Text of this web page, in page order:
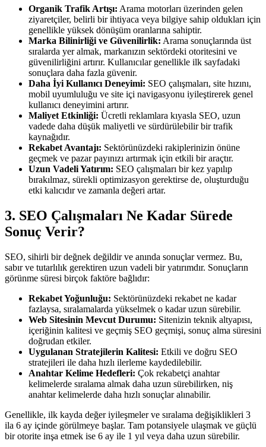
Organik Trafik Artışı: Arama motorları üzerinden gelen
ziyaretçiler, belirli bir ihtiyaca veya bilgiye sahip oldukları için
genellikle yüksek dönüşüm oranlarına sahiptir.
Marka Bilinirliği ve Güvenilirlik: Arama sonuçlarında üst
sıralarda yer almak, markanızın sektördeki otoritesini ve
güvenilirliğini artırır. Kullanıcılar genellikle ilk sayfadaki
sonuçlara daha fazla güvenir.
Daha İyi Kullanıcı Deneyimi: SEO çalışmaları, site hızını,
mobil uyumluluğu ve site içi navigasyonu iyileştirerek genel
kullanıcı deneyimini artırır.
Maliyet Etkinliği: Ücretli reklamlara kıyasla SEO, uzun
vadede daha düşük maliyetli ve sürdürülebilir bir trafik
kaynağıdır.
Rekabet Avantajı: Sektörünüzdeki rakiplerinizin önüne
geçmek ve pazar payınızı artırmak için etkili bir araçtır.
Uzun Vadeli Yatırım: SEO çalışmaları bir kez yapılıp
bırakılmaz, sürekli optimizasyon gerektirse de, oluşturduğu
etki kalıcıdır ve zamanla değeri artar.
3. SEO Çalışmaları Ne Kadar Sürede
Sonuç Verir?
SEO, sihirli bir değnek değildir ve anında sonuçlar vermez. Bu,
sabır ve tutarlılık gerektiren uzun vadeli bir yatırımdır. Sonuçların
görünme süresi birçok faktöre bağlıdır:
Rekabet Yoğunluğu: Sektörünüzdeki rekabet ne kadar
fazlaysa, sıralamalarda yükselmek o kadar uzun sürebilir.
Web Sitesinin Mevcut Durumu: Sitenizin teknik altyapısı,
içeriğinin kalitesi ve geçmiş SEO geçmişi, sonuç alma süresini
doğrudan etkiler.
Uygulanan Stratejilerin Kalitesi: Etkili ve doğru SEO
stratejileri ile daha hızlı ilerleme kaydedilebilir.
Anahtar Kelime Hedefleri: Çok rekabetçi anahtar
kelimelerde sıralama almak daha uzun sürebilirken, niş
anahtar kelimelerde daha hızlı sonuçlar alınabilir.
Genellikle, ilk kayda değer iyileşmeler ve sıralama değişiklikleri 3
ila 6 ay içinde görülmeye başlar. Tam potansiyele ulaşmak ve güçlü
bir otorite inşa etmek ise 6 ay ile 1 yıl veya daha uzun sürebilir.